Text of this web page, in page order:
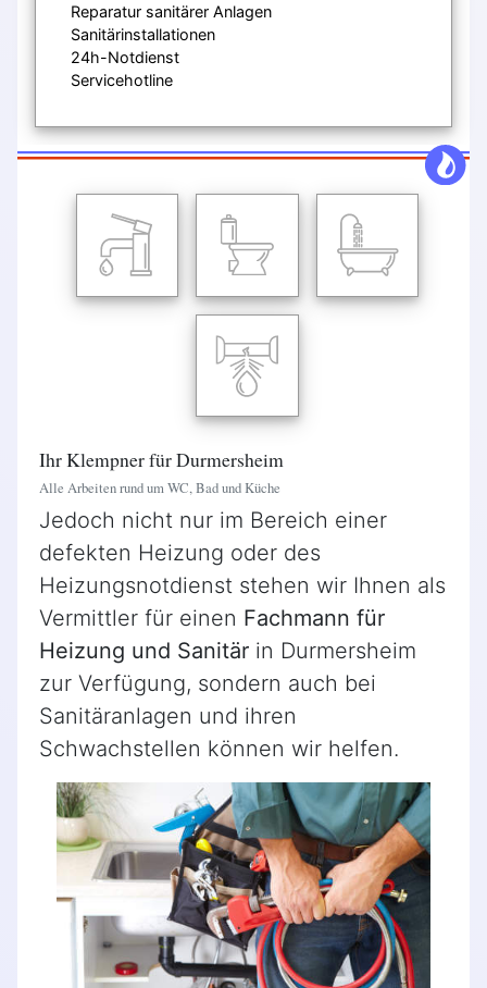
Reparatur sanitärer Anlagen
Sanitärinstallationen
24h-Notdienst
Servicehotline
Ihr Klempner für Durmersheim
Alle Arbeiten rund um WC, Bad und Küche
Jedoch nicht nur im Bereich einer
defekten Heizung oder des
Heizungsnotdienst stehen wir Ihnen als
Vermittler für einen Fachmann für
Heizung und Sanitär in Durmersheim
zur Verfügung, sondern auch bei
Sanitäranlagen und ihren
Schwachstellen können wir helfen.